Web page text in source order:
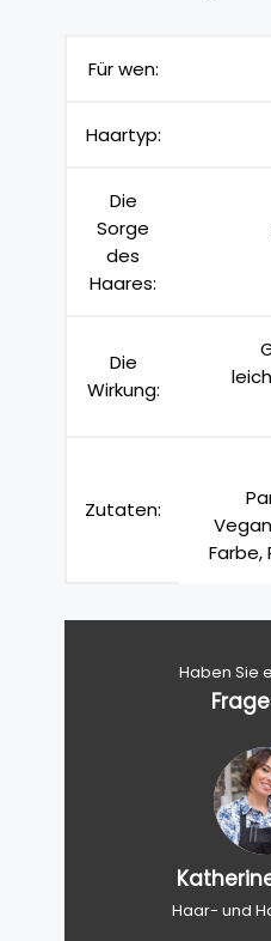
Für wen:
Haartyp:
Die
Sorge
des
Haares:
Die
Wirkung:
Zutaten:
Farbe,
Haben Sie
Haar- und